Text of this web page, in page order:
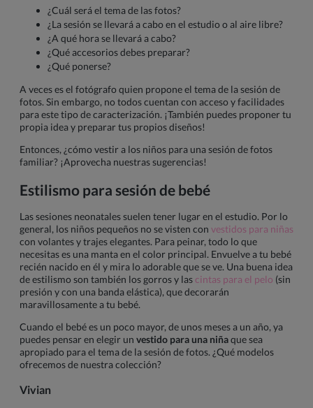
¿Cuál será el tema de las fotos?
¿La sesión se llevará a cabo en el estudio o al aire libre?
¿A qué hora se llevará a cabo?
¿Qué accesorios debes preparar?
¿Qué ponerse?
A veces es el fotógrafo quien propone el tema de la sesión de
fotos. Sin embargo, no todos cuentan con acceso y facilidades
para este tipo de caracterización. ¡También puedes proponer tu
propia idea y preparar tus propios diseños!
Entonces, ¿cómo vestir a los niños para una sesión de fotos
familiar? ¡Aprovecha nuestras sugerencias!
Estilismo para sesión de bebé
Las sesiones neonatales suelen tener lugar en el estudio. Por lo
general, los niños pequeños no se visten con vestidos para niñas
con volantes y trajes elegantes. Para peinar, todo lo que
necesitas es una manta en el color principal. Envuelve a tu bebé
recién nacido en él y mira lo adorable que se ve. Una buena idea
de estilismo son también los gorros y las cintas para el pelo (sin
presión y con una banda elástica), que decorarán
maravillosamente a tu bebé.
Cuando el bebé es un poco mayor, de unos meses a un año, ya
puedes pensar en elegir un vestido para una niñaque sea
apropiado para el tema de la sesión de fotos. ¿Qué modelos
ofrecemos de nuestra colección?
Vivian